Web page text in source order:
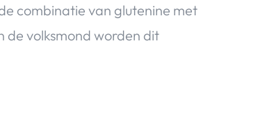
combinatie van glutenine met
de volksmond worden dit